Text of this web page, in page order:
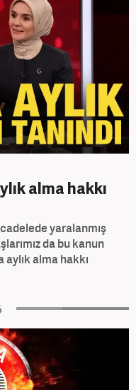
alma hakkı
yaralanmış
da bu kanun
aylık alma hakkı